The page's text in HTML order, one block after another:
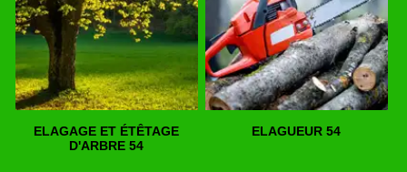
ELAGAGE ET ÉTÊTAGE
D'ARBRE 54
ELAGUEUR 54